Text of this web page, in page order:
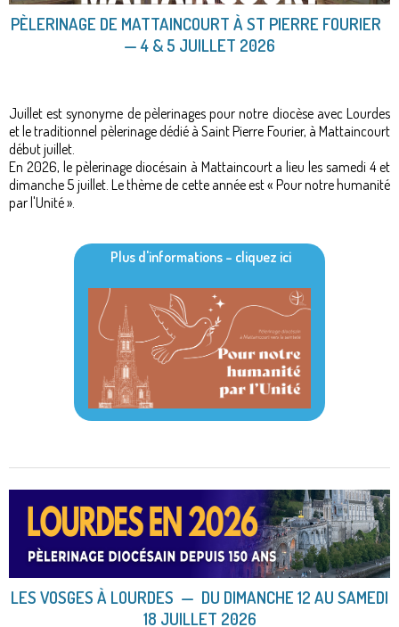
PÈLERINAGE DE MATTAINCOURT À ST PIERRE FOURIER
— 4 & 5 JUILLET 2026
Juillet est synonyme de pèlerinages pour notre diocèse avec Lourdes
et le traditionnel pèlerinage dédié à Saint Pierre Fourier, à Mattaincourt
début juillet.
En 2026, le pèlerinage diocésain à Mattaincourt a lieu les samedi 4 et
dimanche 5 juillet. Le thème de cette année est « Pour notre humanité
par l'Unité ».
Plus d'informations – cliquez ici
LES VOSGES À LOURDES ​— DU DIMANCHE 12 AU SAMEDI
18 JUILLET 2026